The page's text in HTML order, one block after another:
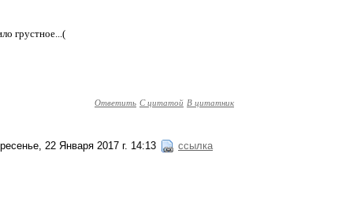
грустное...(
Ответить С цитатой В цитатник
22 Января 2017 г. 14:13 ссылка